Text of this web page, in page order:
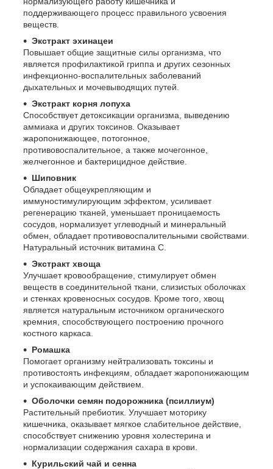
поддерживающего процесс правильного усвоения
веществ.
Экстракт эхинацеи
Повышает общие защитные силы организма, что
является профилактикой гриппа и других сезонных
инфекционно-воспалительных заболеваний
дыхательных и мочевыводящих путей.
Экстракт корня лопуха
Способствует детоксикации организма, выведению
аммиака и других токсинов. Оказывает
жаропонижающее, потогонное,
противовоспалительное, а также мочегонное,
желчегонное и бактерицидное действие.
Шиповник
Обладает общеукрепляющим и
иммуностимулирующим эффектом, усиливает
регенерацию тканей, уменьшает проницаемость
сосудов, нормализует углеводный и минеральный
обмен, обладает противовоспалительными свойствами.
Натуральный источник витамина С.
Экстракт хвоща
Улучшает кровообращение, стимулирует обмен
веществ в соединительной ткани, слизистых оболочках
и стенках кровеносных сосудов. Кроме того, хвощ
является натуральным источником органического
кремния, способствующего построению прочного
костного каркаса.
Ромашка
Помогает организму нейтрализовать токсины и
противостоять инфекциям, обладает жаропонижающим
и успокаивающим действием.
Оболочки семян подорожника (псиллиум)
Растительный пребиотик. Улучшает моторику
кишечника, оказывает мягкое слабительное действие,
способствует снижению уровня холестерина и
нормализации содержания сахара в крови.
Курильский чай и сенна